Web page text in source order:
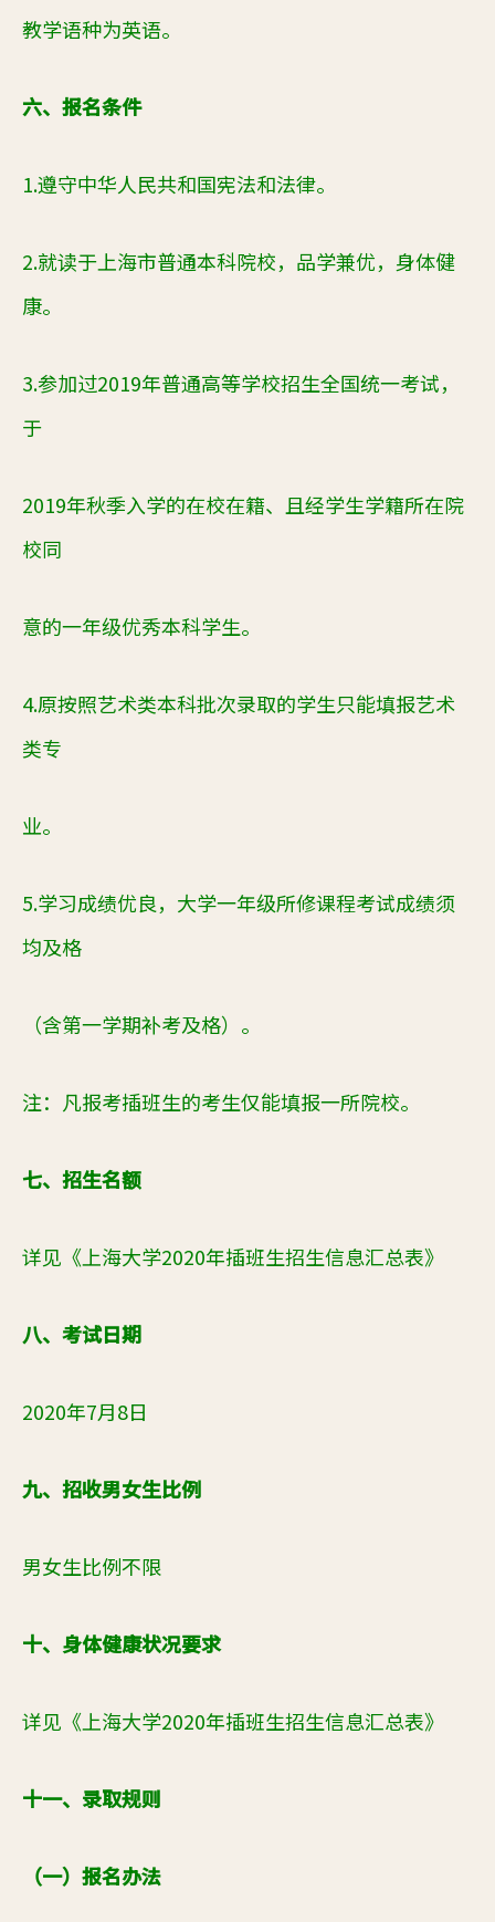
教学语种为英语。
六、报名条件
1.遵守中华人民共和国宪法和法律。
2.就读于上海市普通本科院校， 品学兼优，身体健
康。
3.参加过2019年普通高等学校招生全国统一考试，
于
2019年秋季入学的在校在籍、且经学生学籍所在院
校同
意的一年级优秀本科学生。
4.原按照艺术类本科批次录取的学生只能填报艺术
类专
业。
5.学习成绩优良，大学一年级所修课程考试成绩须
均及格
（含第一学期补考及格）。
注： 凡报考插班生的考生仅能填报一所院校。
七、招生名额
详见《上海大学2020年插班生招生信息汇总表》
八、考试日期
2020年7月8日
九、招收男女生比例
男女生比例不限
十、身体健康状况要求
详见《上海大学2020年插班生招生信息汇总表》
十一、录取规则
（一）报名办法